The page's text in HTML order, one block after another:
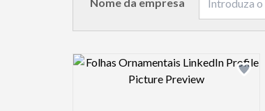
Design preview image